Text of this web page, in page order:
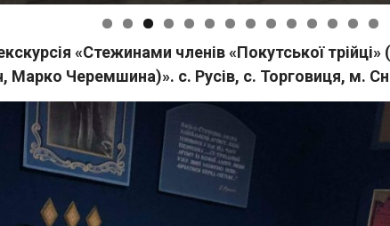
«Стежинами членів «Покутської
Марко Черемшина)». с. Русів, с. Торговиця, м.